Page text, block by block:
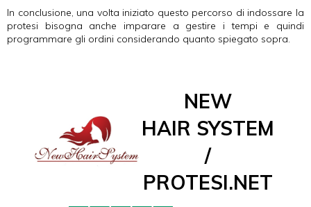
In conclusione, una volta iniziato questo percorso di indossare la
protesi bisogna anche imparare a gestire i tempi e quindi
programmare gli ordini considerando quanto spiegato sopra.
NEW
HAIR SYSTEM
/
PROTESI.NET